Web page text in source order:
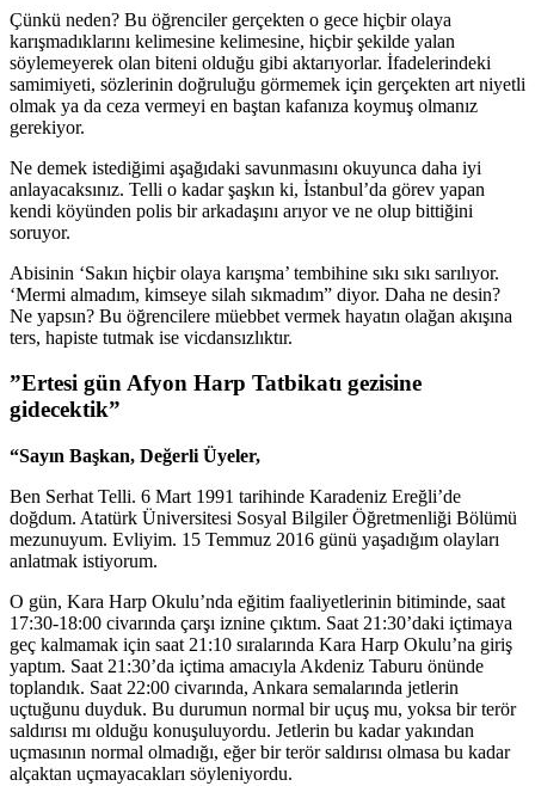
Çünkü neden? Bu öğrenciler gerçekten o gece hiçbir olaya
karışmadıklarını kelimesine kelimesine, hiçbir şekilde yalan
söylemeyerek olan biteni olduğu gibi aktarıyorlar. İfadelerindeki
samimiyeti, sözlerinin doğruluğu görmemek için gerçekten art niyetli
olmak ya da ceza vermeyi en baştan kafanıza koymuş olmanız
gerekiyor.
Ne demek istediğimi aşağıdaki savunmasını okuyunca daha iyi
anlayacaksınız. Telli o kadar şaşkın ki, İstanbul’da görev yapan
kendi köyünden polis bir arkadaşını arıyor ve ne olup bittiğini
soruyor.
Abisinin ‘Sakın hiçbir olaya karışma’ tembihine sıkı sıkı sarılıyor.
‘Mermi almadım, kimseye silah sıkmadım” diyor. Daha ne desin?
Ne yapsın? Bu öğrencilere müebbet vermek hayatın olağan akışına
ters, hapiste tutmak ise vicdansızlıktır.
”Ertesi gün Afyon Harp Tatbikatı gezisine
gidecektik”
“Sayın Başkan, Değerli Üyeler,
Ben Serhat Telli. 6 Mart 1991 tarihinde Karadeniz Ereğli’de
doğdum. Atatürk Üniversitesi Sosyal Bilgiler Öğretmenliği Bölümü
mezunuyum. Evliyim. 15 Temmuz 2016 günü yaşadığım olayları
anlatmak istiyorum.
O gün, Kara Harp Okulu’nda eğitim faaliyetlerinin bitiminde, saat
17:30-18:00 civarında çarşı iznine çıktım. Saat 21:30’daki içtimaya
geç kalmamak için saat 21:10 sıralarında Kara Harp Okulu’na giriş
yaptım. Saat 21:30’da içtima amacıyla Akdeniz Taburu önünde
toplandık. Saat 22:00 civarında, Ankara semalarında jetlerin
uçtuğunu duyduk. Bu durumun normal bir uçuş mu, yoksa bir terör
saldırısı mı olduğu konuşuluyordu. Jetlerin bu kadar yakından
uçmasının normal olmadığı, eğer bir terör saldırısı olmasa bu kadar
alçaktan uçmayacakları söyleniyordu.